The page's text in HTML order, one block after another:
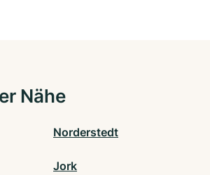
Nähe
Norderstedt
Jork